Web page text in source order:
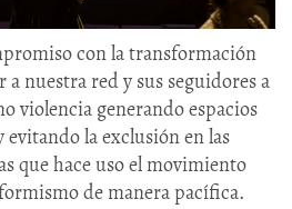
con la transformación
nuestra red y sus seguidores a
violencia generando espacios
la exclusión en las
que hace uso el movimiento
de manera pacífica.